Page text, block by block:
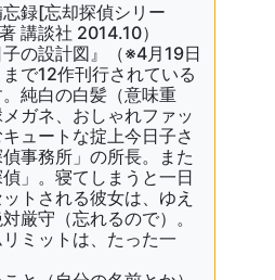
録[忘却探偵シリー
講談社 2014.10）
の設計図』（※4月19日
で12作刊行されている
純白の白髪（意味重
ガネ、おしゃれファッ
ュートな掟上今日子さ
事務所」の所長。また
」。寝てしまうと一日
トされる彼女は、ゆえ
厳守（忘れるので）。
ミットは、たった一